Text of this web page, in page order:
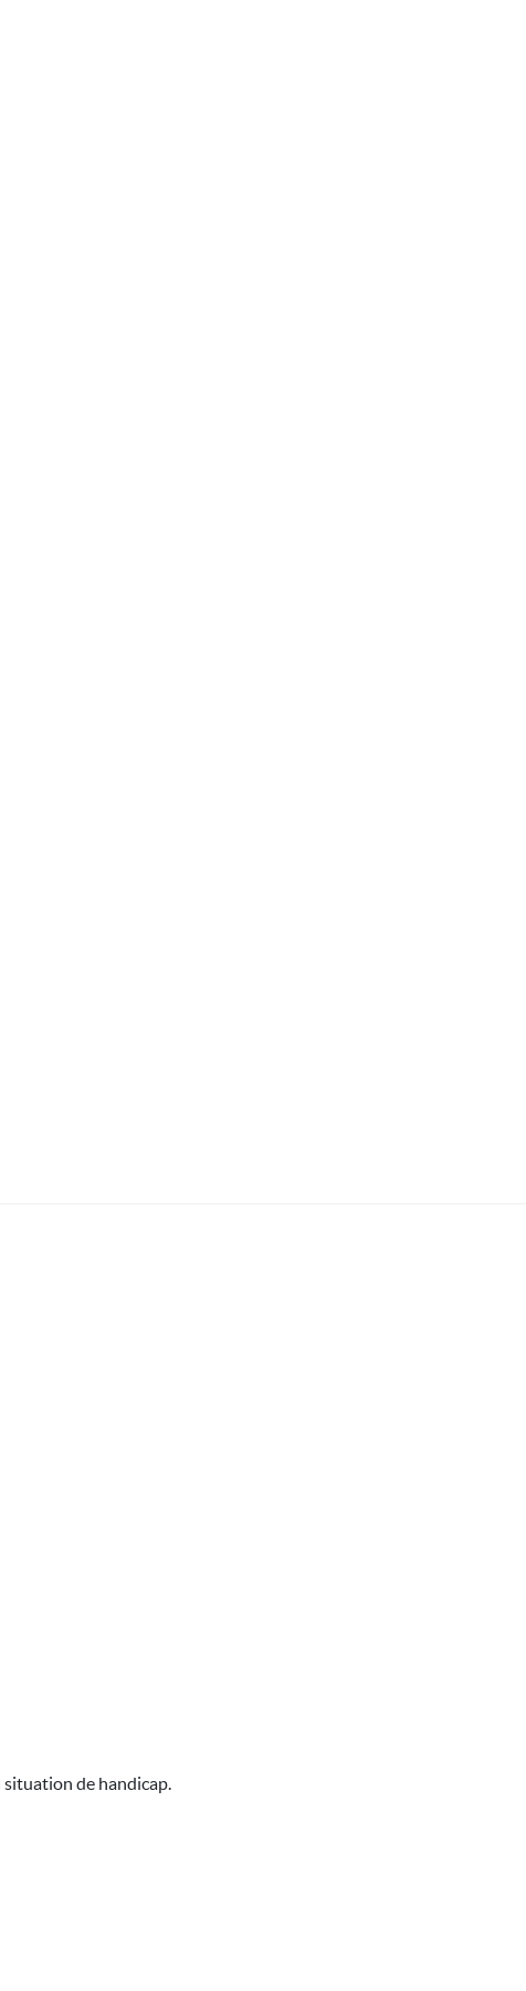
de handicap.